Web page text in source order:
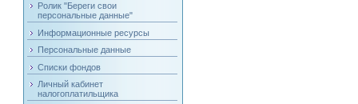
Ролик "Береги свои
персональные данные"
Информационные ресурсы
Персональные данные
Списки фондов
Личный кабинет
налогоплатильщика